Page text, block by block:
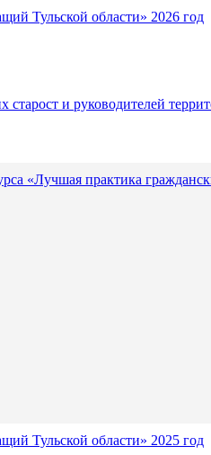
Тульской области» 2026 год
и руководителей
«Лучшая практика
Тульской области» 2025 год